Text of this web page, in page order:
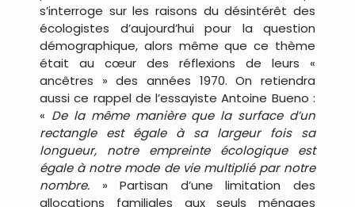
s’interroge sur les raisons du désintérêt des
écologistes d’aujourd’hui pour la question
démographique, alors même que ce thème
était au cœur des réflexions de leurs «
ancêtres » des années 1970. On retiendra
aussi ce rappel de l’essayiste Antoine Bueno :
« De la même manière que la surface d’un
rectangle est égale à sa largeur fois sa
longueur, notre empreinte écologique est
égale à notre mode de vie multiplié par notre
nombre. » Partisan d’une limitation des
allocations familiales aux seuls ménages